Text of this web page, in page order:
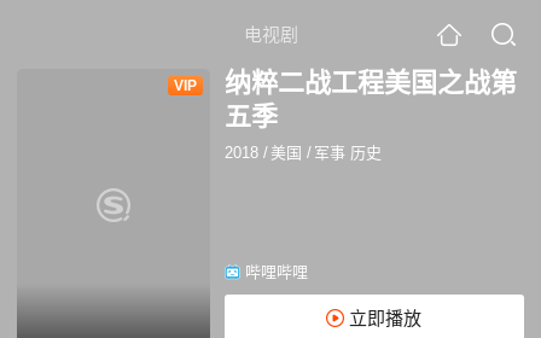
电视剧
VIP
纳粹二战工程美国之战第
五季
2018 / 美国 / 军事 历史
哔哩哔哩
立即播放